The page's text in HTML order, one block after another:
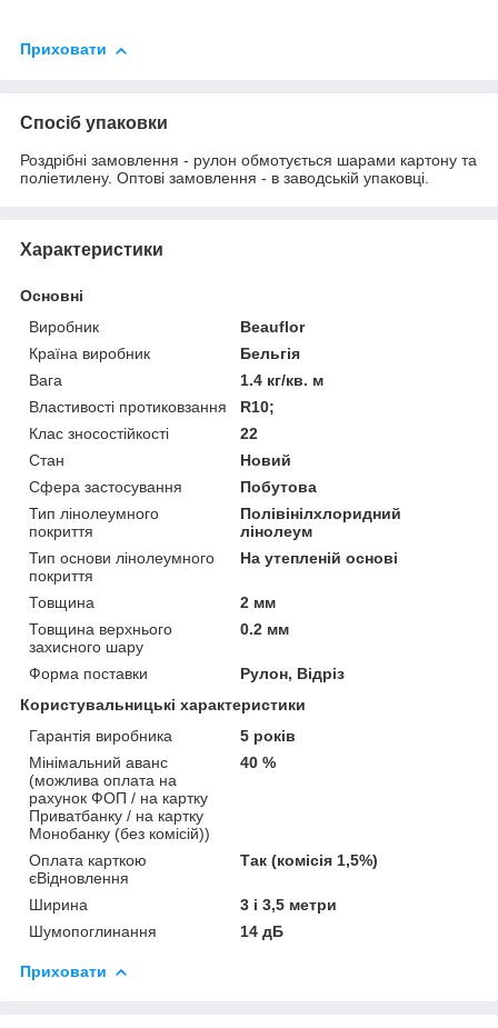
Приховати
Спосіб упаковки
Роздрібні замовлення - рулон обмотується шарами картону та
поліетилену. Оптові замовлення - в заводській упаковці.
Характеристики
Основні
Виробник
Beauflor
Країна виробник
Бельгія
Вага
1.4 кг/кв. м
Властивості протиковзання
R10;
Клас зносостійкості
22
Стан
Новий
Сфера застосування
Побутова
Тип лінолеумного
покриття
Полівінілхлоридний
лінолеум
Тип основи лінолеумного
покриття
На утепленій основі
Товщина
2 мм
Товщина верхнього
захисного шару
0.2 мм
Форма поставки
Рулон, Відріз
Користувальницькі характеристики
Гарантія виробника
5 років
Мінімальний аванс
(можлива оплата на
рахунок ФОП / на картку
Приватбанку / на картку
Монобанку (без комісій))
40 %
Оплата карткою
єВідновлення
Так (комісія 1,5%)
Ширина
3 і 3,5 метри
Шумопоглинання
14 дБ
Приховати